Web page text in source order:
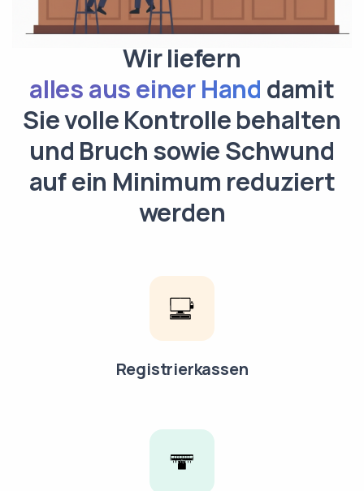
Wir liefern
alles aus einer Hand damit
Sie volle Kontrolle behalten
und Bruch sowie Schwund
auf ein Minimum reduziert
werden
Registrierkassen